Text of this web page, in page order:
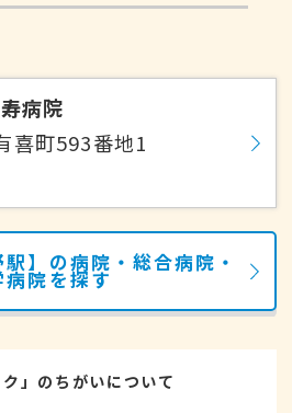
病院
喜町593番地1
駅】の病院・総合病院・
病院を探す
」のちがいについて